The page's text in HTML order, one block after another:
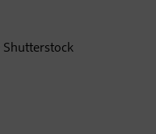
Shutterstock